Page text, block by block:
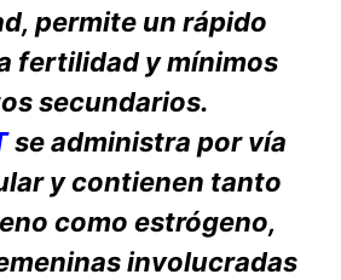
permite un rápido
fertilidad y mínimos
secundarios.
se administra por vía
y contienen tanto
como estrógeno,
involucradas